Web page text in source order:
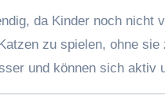
da Kinder noch nicht
zu spielen, ohne sie
und können sich aktiv